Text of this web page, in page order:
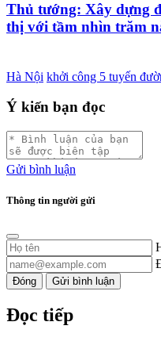
Thủ tướng: Xây dựng
thị với tầm nhìn trăm
Hà Nội khởi công 5 tuyến
Ý kiến bạn đọc
Gửi bình luận
Thông tin người gửi
Đóng Gửi bình luận
Đọc tiếp